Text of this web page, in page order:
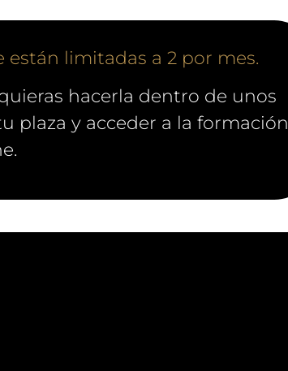
están limitadas a 2 por mes.
hacerla dentro de unos
plaza y acceder a la formación